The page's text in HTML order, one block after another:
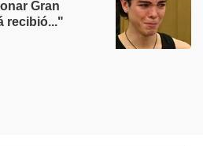
Gran
recibió..."